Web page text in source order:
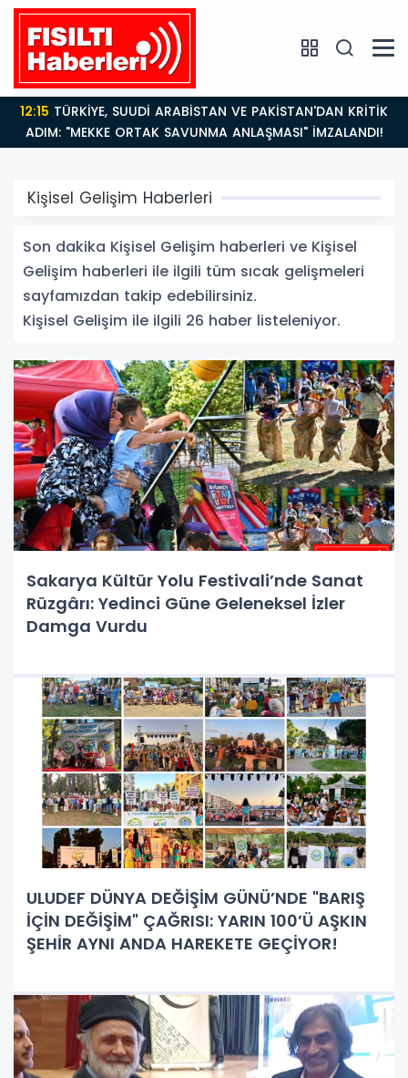
12:15
ADIM: "MEKKE ORTAK SAVUNMA ANLAŞMASI" İMZALANDI!
Kişisel Gelişim Haberleri
Son dakika Kişisel Gelişim haberleri ve Kişisel
Gelişim haberleri ile ilgili tüm sıcak gelişmeleri
sayfamızdan takip edebilirsiniz.
Kişisel Gelişim ile ilgili 26 haber listeleniyor.
Sakarya Kültür Yolu Festivali’nde Sanat
Rüzgârı: Yedinci Güne Geleneksel İzler
Damga Vurdu
ULUDEF DÜNYA DEĞİŞİM GÜNÜ’NDE "BARIŞ
İÇİN DEĞİŞİM" ÇAĞRISI: YARIN 100’Ü AŞKIN
ŞEHİR AYNI ANDA HAREKETE GEÇİYOR!